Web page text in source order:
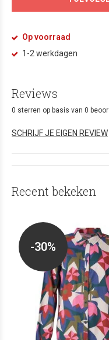
Op voorraad
1-2 werkdagen
Reviews
0 sterren op basis van 0
SCHRIJF JE EIGEN REVIEW
Recent bekeken
-30%